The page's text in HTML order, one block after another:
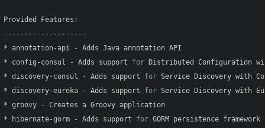
Provided Features:
--------------------
* annotation-api - Adds Java annotation API
* config-consul - Adds support for Distributed Configuration
* discovery-consul - Adds support for Service Discovery with
* discovery-eureka - Adds support for Service Discovery with
* groovy - Creates a Groovy application
* hibernate-gorm - Adds support for GORM persistence framework